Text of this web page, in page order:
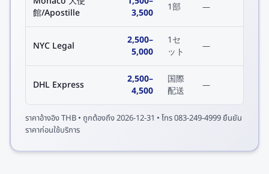
館/Apostille
3,500
1部 —
NYC Legal 2,500–
5,000
1セ
ット
—
DHL Express 2,500–
4,500
国際
配送
—
ราคาอ้างอิงTHB • ถูกต้องถึง2026-12-31 • โทร 083-249-4999 ยืนยัน
ราคาก่อนใช้บริการ